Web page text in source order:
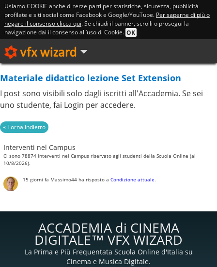
Usiamo COOKIE anche di terze parti per statistiche, sicurezza, pubblicità
profilate e siti social come Facebook e Google/YouTube. Per saperne di più o
negare il consenso clicca qui. Se chiudi il banner, scrolli o prosegui la
navigazione dai il consenso all’uso di Cookie. OK
Materiale didattico lezione Set Extension
I post sono visibili solo dagli iscritti all'Accademia. Se sei
uno studente, fai Login per accedere.
Interventi nel Campus
Ci sono 78874 interventi nel Campus riservato agli studenti della Scuola Online (al
10/8/2026).
15 giorni fa Massimo44ha risposto a Condizione attuale.
ACCADEMIA di CINEMA
DIGITALE™ VFX WIZARD
La Prima e Più Frequentata Scuola Online d'Italia su
Cinema e Musica Digitale.